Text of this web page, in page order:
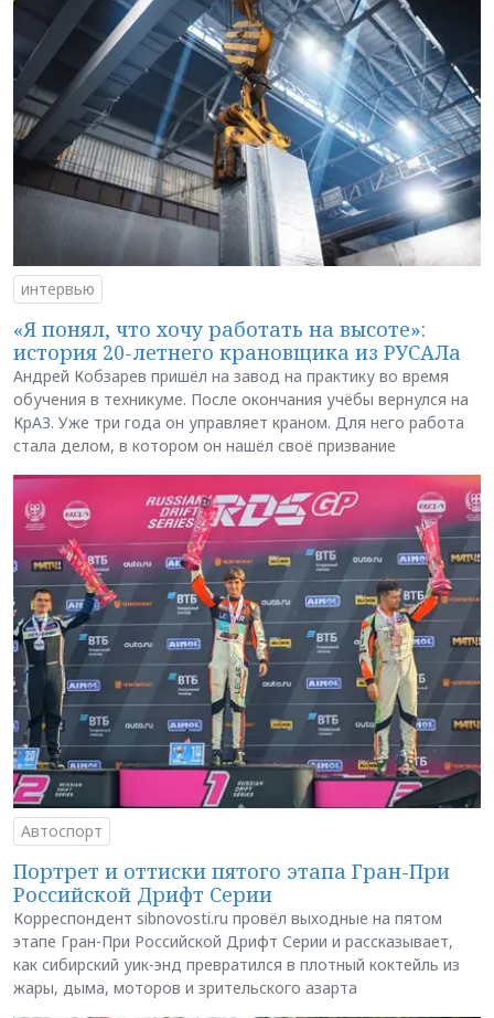
интервью
«Я понял, что хочу работать на высоте»:
история 20-летнего крановщика из РУСАЛа
Андрей Кобзарев пришёл на завод на практику во время
обучения в техникуме. После окончания учёбы вернулся на
КрАЗ. Уже три года он управляет краном. Для него работа
стала делом, в котором он нашёл своё призвание
Автоспорт
Портрет и оттиски пятого этапа Гран-При
Российской Дрифт Серии
Корреспондент sibnovosti.ru провёл выходные на пятом
этапе Гран-При Российской Дрифт Серии и рассказывает,
как сибирский уик-энд превратился в плотный коктейль из
жары, дыма, моторов и зрительского азарта